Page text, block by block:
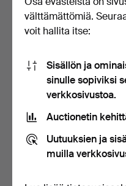
KOURUKULHO, 1800- JA
1900-LUV…
1 t 41 min
välttämättömiä.
voit hallita itse:
Sisällön ja
sinulle sopiviksi
verkkosivustoa.
Auctionetin
Uutuuksien ja
muilla